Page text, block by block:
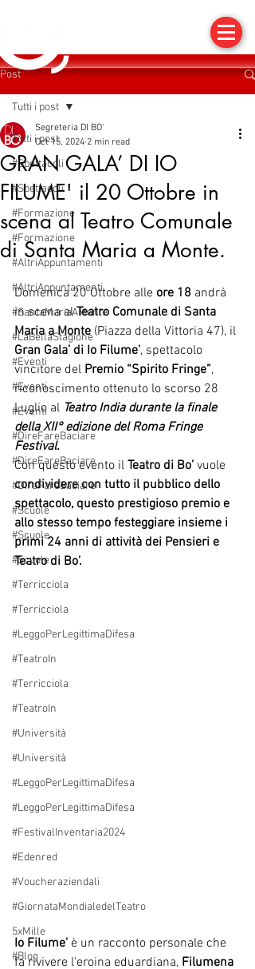
Post
Tutti i post
#Spettacoli
#Spettacoli
#Formazione
#Formazione
#AltriAppuntamenti
#AltriAppuntamenti
#SantaMariaAMonte
#LaBellaStagione
#Eventi
#Eventi
#Eventi
#DireFareBaciare
#DireFareBaciare
#DireFareBaciare
#Scuole
#Scuole
#Scuole
#Terricciola
#Terricciola
#LeggoPerLegittimaDifesa
#TeatroIn
#Terricciola
#TeatroIn
#Università
#Università
#LeggoPerLegittimaDifesa
#LeggoPerLegittimaDifesa
#FestivalInventaria2024
#Edenred
#Voucheraziendali
#GiornataMondialedelTeatro
5xMille
#Blog
Tutti i post
GRAN GALA’ DI IO
FILUME' il 20 Ottobre in
scena al Teatro Comunale
di Santa Maria a Monte.
Segreteria DI BO'
Oct 15, 2024 2 min read
Domenica 20 Ottobre alle ore 18 andrà
in scena al Teatro Comunale di Santa
Maria a Monte (Piazza della Vittoria 47), il
Gran Gala’ di Io Filume’, spettacolo
vincitore del Premio “Spirito Fringe”,
riconoscimento ottenuto lo scorso 28
Luglio al Teatro India durante la finale
della XII° edizione del Roma Fringe
Festival.
Con questo evento il Teatro di Bo’ vuole
condividere con tutto il pubblico dello
spettacolo, questo prestigioso premio e
allo stesso tempo festeggiare insieme i
primi 24 anni di attività dei Pensieri e
Teatro di Bo’.
Io Filume’ è un racconto personale che
fa rivivere l'eroina eduardiana, Filumena